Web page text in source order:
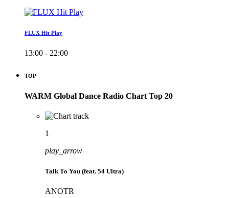
FLUX Hit Play
13:00 - 22:00
TOP
WARM Global Dance Radio Chart Top 20
1
play_arrow
Talk To You (feat. 54 Ultra)
ANOTR